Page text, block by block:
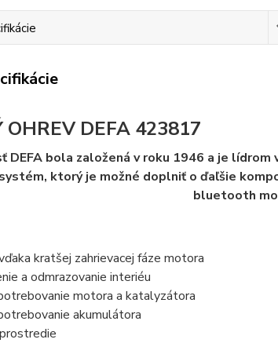
OHREV DEFA 423817
DEFA bola založená v roku 1946 a je
ktorý je možné doplniť o ďaľšie
bluetooth
kratšej zahrievacej fáze motora
a odmrazovanie interiéu
motora a katalyzátora
akumulátora